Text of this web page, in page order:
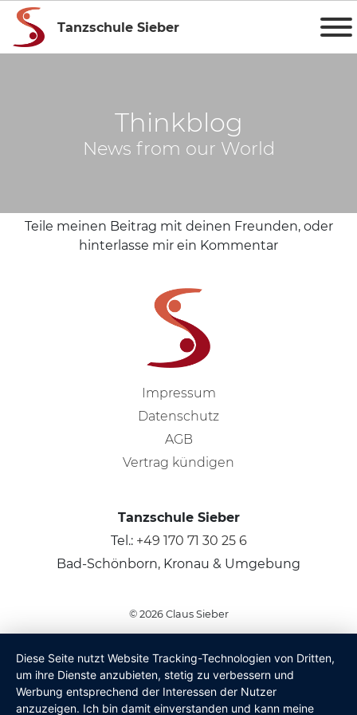
Tanzschule Sieber
Thinkblog
News from our World
Teile meinen Beitrag mit deinen Freunden, oder
hinterlasse mir ein Kommentar
Impressum
Datenschutz
AGB
Vertrag kündigen
Tanzschule Sieber
Tel.: +49 170 71 30 25 6
Bad-Schönborn, Kronau & Umgebung
© 2026 Claus Sieber
Diese Seite nutzt Website Tracking-Technologien von Dritten,
um ihre Dienste anzubieten, stetig zu verbessern und
Werbung entsprechend der Interessen der Nutzer
anzuzeigen. Ich bin damit einverstanden und kann meine